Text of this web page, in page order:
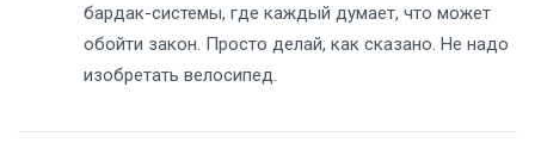
бардак-системы, где каждый думает, что может
обойти закон. Просто делай, как сказано. Не надо
изобретать велосипед.